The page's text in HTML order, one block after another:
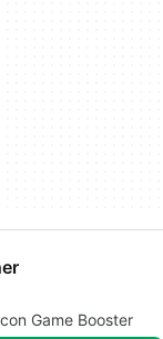
Game Booster